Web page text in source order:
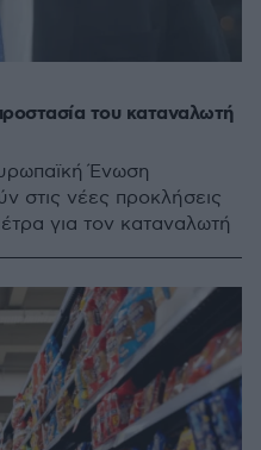
του καταναλωτή
Ένωση
στις νέες προκλήσεις
για τον καταναλωτή